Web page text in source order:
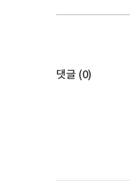
댓글 (0)